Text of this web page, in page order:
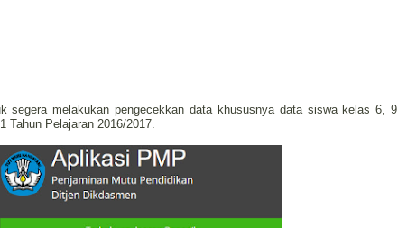
segera melakukan pengecekkan data khususnya data siswa kelas 6, 9
Tahun Pelajaran 2016/2017.